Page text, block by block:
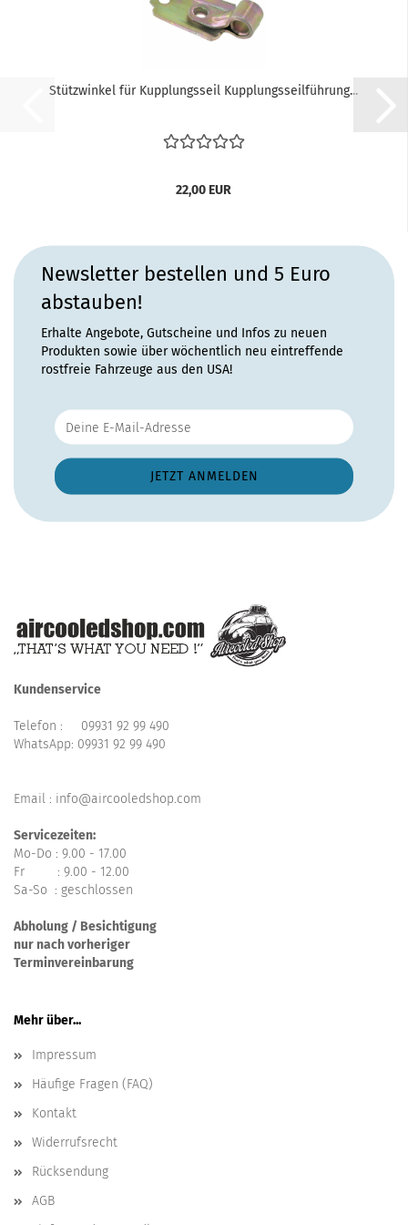
Stützwinkel für Kupplungsseil Kupplungsseilführung...
22,00 EUR
Newsletter bestellen und 5 Euro
abstauben!
Erhalte Angebote, Gutscheine und Infos zu neuen
Produkten sowie über wöchentlich neu eintreffende
rostfreie Fahrzeuge aus den USA!
Kundenservice
Telefon : 09931 92 99 490
WhatsApp: 09931 92 99 490
Email : info@aircooledshop.com
Servicezeiten:
Mo-Do : 9.00 - 17.00
Fr : 9.00 - 12.00
Sa-So : geschlossen
Abholung / Besichtigung
nur nach vorheriger
Terminvereinbarung
Mehr über...
Impressum
Häufige Fragen (FAQ)
Kontakt
Widerrufsrecht
Rücksendung
AGB